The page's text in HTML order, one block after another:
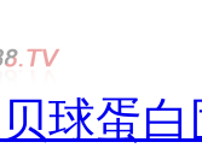
球蛋